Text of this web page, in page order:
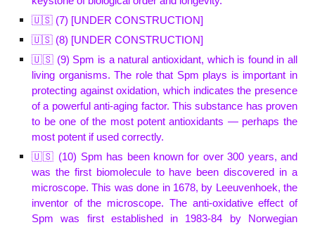
🇺🇸 (7) [UNDER CONSTRUCTION]
🇺🇸 (8) [UNDER CONSTRUCTION]
🇺🇸 (9) Spm is a natural antioxidant, which is found in all
living organisms. The role that Spm plays is important in
protecting against oxidation, which indicates the presence
of a powerful anti-aging factor. This substance has proven
to be one of the most potent antioxidants — perhaps the
most potent if used correctly.
🇺🇸 (10) Spm has been known for over 300 years, and
was the first biomolecule to have been discovered in a
microscope. This was done in 1678, by Leeuvenhoek, the
inventor of the microscope. The anti-oxidative effect of
Spm was first established in 1983-84 by Norwegian